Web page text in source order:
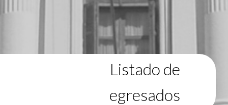
Listado de
egresados